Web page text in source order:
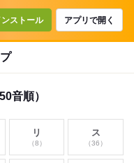
ンストール アプリで開く
音順）
リ
（8）
ス
（36）